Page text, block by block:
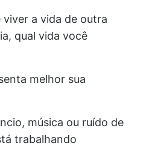
viver a vida de outra
qual vida você
melhor sua
música ou ruído de
trabalhando